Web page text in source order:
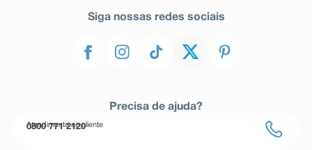
Siga nossas redes sociais
Precisa de ajuda?
Atendimento ao cliente
0800 771 2120